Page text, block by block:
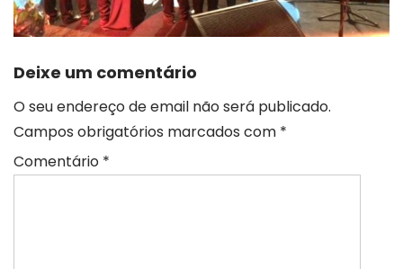
Deixe um comentário
O seu endereço de email não será publicado.
Campos obrigatórios marcados com *
Comentário *